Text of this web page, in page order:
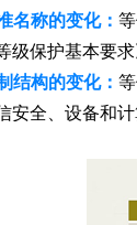
名称的变化：
级保护基本要
结构的变化：
安全、设备和